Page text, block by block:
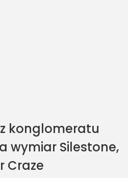
konglomeratu
wymiar Silestone,
Craze